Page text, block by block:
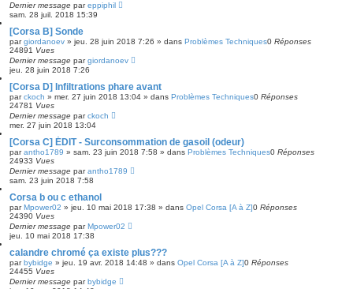
Dernier message pareppiphil
sam. 28 juil. 2018 15:39
[Corsa B] Sonde
pargiordanoev » jeu. 28 juin 2018 7:26 » dans Problèmes Techniques0 Réponses
24891 Vues
Dernier message pargiordanoev
jeu. 28 juin 2018 7:26
[Corsa D] Infiltrations phare avant
parckoch » mer. 27 juin 2018 13:04 » dans Problèmes Techniques0 Réponses
24781 Vues
Dernier message parckoch
mer. 27 juin 2018 13:04
[Corsa C] ÉDIT - Surconsommation de gasoil (odeur)
parantho1789 » sam. 23 juin 2018 7:58 » dans Problèmes Techniques0 Réponses
24933 Vues
Dernier message parantho1789
sam. 23 juin 2018 7:58
Corsa b ou c ethanol
parMpower02 » jeu. 10 mai 2018 17:38 » dans Opel Corsa [A à Z]0 Réponses
24390 Vues
Dernier message parMpower02
jeu. 10 mai 2018 17:38
calandre chromé ça existe plus???
parbybidge » jeu. 19 avr. 2018 14:48 » dans Opel Corsa [A à Z]0 Réponses
24455 Vues
Dernier message parbybidge